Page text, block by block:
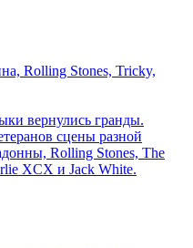
Rolling Stones, Tricky,
вернулись гранды.
сцены разной
Rolling Stones, The
XCX и Jack White.